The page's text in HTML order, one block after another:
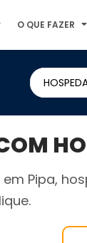
O QUE FAZER
em Pipa,